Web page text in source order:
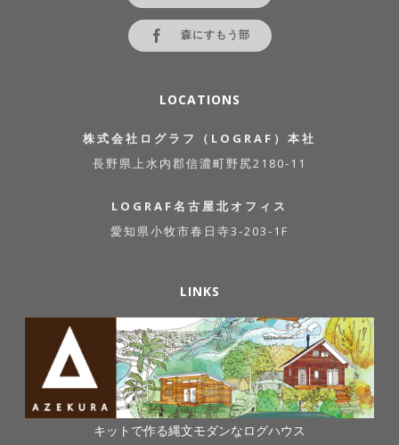
森にすもう部
LOCATIONS
株式会社ログラフ（LOGRAF）本社
長野県上水内郡信濃町野尻2180-11
LOGRAF名古屋北オフィス
愛知県小牧市春日寺3-203-1F
LINKS
キットで作る縄文モダンなログハウス